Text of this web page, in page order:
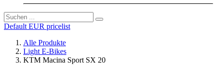
Default EUR pricelist
Alle Produkte
Light E-Bikes
KTM Macina Sport SX 20